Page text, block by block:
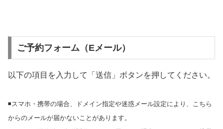
ご予約フォーム（Eメール）
以下の項目を入力して「送信」ボタンを押してください。
◾️スマホ・携帯の場合、ドメイン指定や迷惑メール設定により、こちら
からのメールが届かないことがあります。